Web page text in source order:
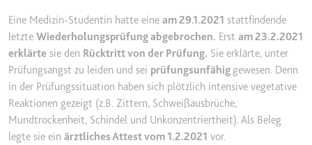
Zweck:
Wird verwendet, um Daten zu
Google Analytics über das Gerät
und das Verhalten des Besuchers
zu senden. Erfasst den Besucher
über Geräte und Marketingkanäle
hinweg.
Ablauf:
2 Jahre
Typ:
HTTP-Cookie
YouTube-Videos zu schätzen.
Ablauf:
180 Tage
Typ:
HTTP-Cookie
YSC
Anbieter:
youtube.com
Eine Medizin-Studentin hatte eine am 29.1.2021 stattfindende
letzte Wiederholungsprüfung abgebrochen. Erst am 23.2.2021
erklärte sie den Rücktritt von der Prüfung. Sie erklärte, unter
Prüfungsangst zu leiden und sei prüfungsunfähig gewesen. Denn
in der Prüfungssituation haben sich plötzlich intensive vegetative
Reaktionen gezeigt (z.B. Zittern, Schweißausbrüche,
Mundtrockenheit, Schindel und Unkonzentriertheit). Als Beleg
legte sie ein ärztliches Attest vom 1.2.2021 vor.